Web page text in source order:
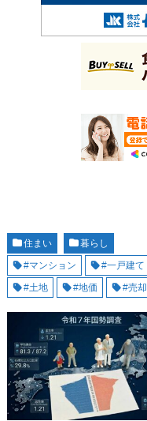
住まい
暮らし
#マンション
#一戸建て
#土地
#地価 #売却